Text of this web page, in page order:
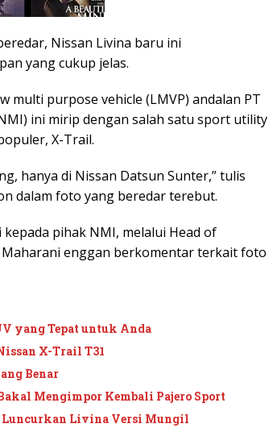
Nissan Livina baru ini
yang cukup jelas.
multi purpose vehicle (LMVP) andalan PT
ini mirip dengan salah satu sport utility
X-Trail.
hanya di Nissan Datsun Sunter,” tulis
dalam foto yang beredar terebut.
pihak NMI, melalui Head of
enggan berkomentar terkait foto
yang Tepat untuk Anda
X-Trail T31
Benar
Mengimpor Kembali Pajero Sport
Livina Versi Mungil